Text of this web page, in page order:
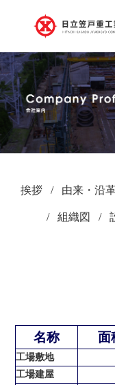
挨拶 由来・沿
組織図
名称 面
工場敷地
工場建屋